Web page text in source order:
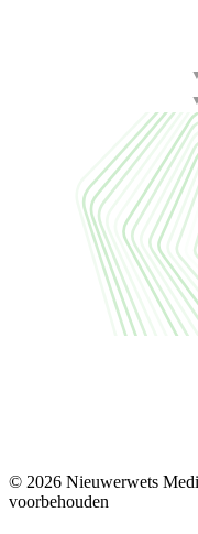
© 2026 Nieuwerwets
voorbehouden